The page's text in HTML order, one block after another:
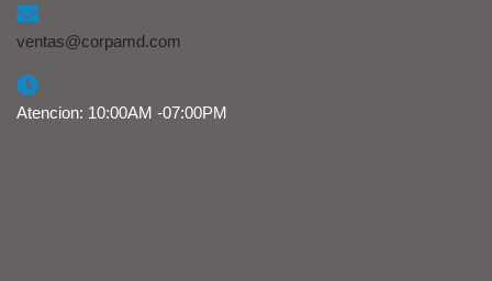
ventas@corpamd.com
Atencion: 10:00AM -07:00PM